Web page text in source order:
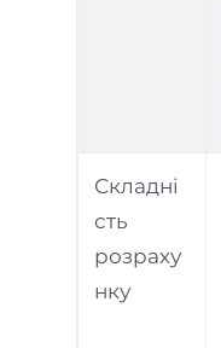
Складні
сть
розраху
нку